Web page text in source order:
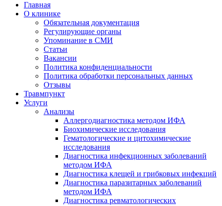
Главная
О клинике
Обязательная документация
Регулирующие органы
Упоминание в СМИ
Статьи
Вакансии
Политика конфиденциальности
Политика обработки персональных данных
Отзывы
Травмпункт
Услуги
Анализы
Аллергодиагностика методом ИФА
Биохимические исследования
Гематологические и цитохимические
исследования
Диагностика инфекционных заболеваний
методом ИФА
Диагностика клещей и грибковых инфекций
Диагностика паразитарных заболеваний
методом ИФА
Диагностика ревматологических